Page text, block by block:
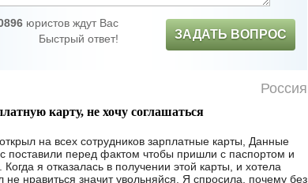
юристов ждут Вас
Быстрый ответ!
ЗАДАТЬ ВОПРОС
Россия
карту, не хочу соглашаться
на всех сотрудников зарплатные карты, Данные
поставили перед фактом чтобы пришли с паспортом и
я отказалась в получении этой карты, и хотела
не нравиться значит увольняйся. Я спросила, почему без